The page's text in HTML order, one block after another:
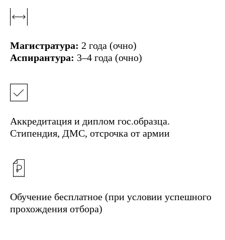
Магистратура: 2 года (очно)
Аспирантура: 3–4 года (очно)
Аккредитация и диплом гос.образца.
Стипендия, ДМС, отсрочка от армии
Обучение бесплатное (при условии успешного
прохождения отбора)